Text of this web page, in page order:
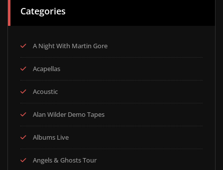
Categories
A Night With Martin Gore
Acapellas
Acoustic
Alan Wilder Demo Tapes
Albums Live
Angels & Ghosts Tour